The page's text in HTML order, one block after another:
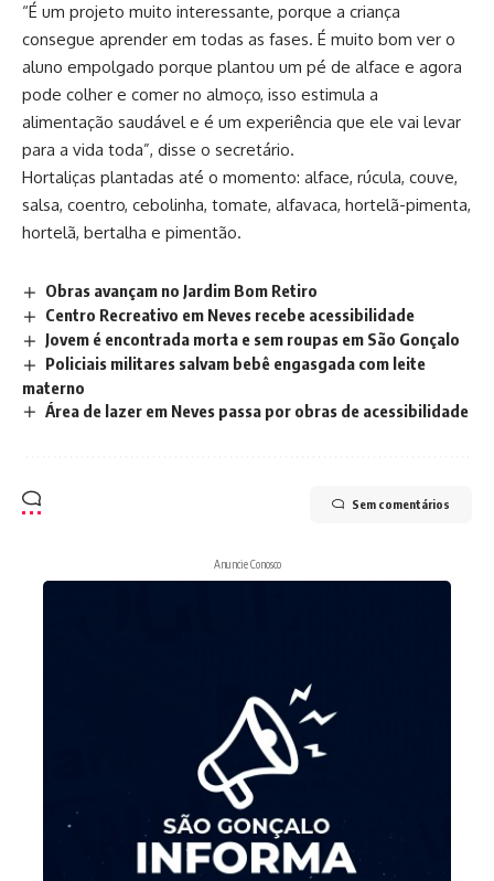
“É um projeto muito interessante, porque a criança
consegue aprender em todas as fases. É muito bom ver o
aluno empolgado porque plantou um pé de alface e agora
pode colher e comer no almoço, isso estimula a
alimentação saudável e é um experiência que ele vai levar
para a vida toda”, disse o secretário.
Hortaliças plantadas até o momento: alface, rúcula, couve,
salsa, coentro, cebolinha, tomate, alfavaca, hortelã-pimenta,
hortelã, bertalha e pimentão.
Obras avançam no Jardim Bom Retiro
Centro Recreativo em Neves recebe acessibilidade
Jovem é encontrada morta e sem roupas em São Gonçalo
Policiais militares salvam bebê engasgada com leite
materno
Área de lazer em Neves passa por obras de acessibilidade
Sem comentários
Anuncie Conosco